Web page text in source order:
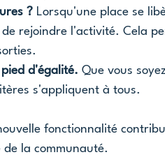
? Lorsqu'une place se
rejoindre l'activité. Cela
pied d'égalité. Que vous
s'appliquent à tous.
fonctionnalité
la communauté.